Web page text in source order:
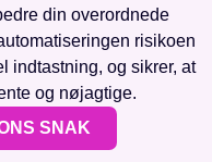
din overordnede
risikoen
indtastning, og sikrer, at
og nøjagtige.
SNAK